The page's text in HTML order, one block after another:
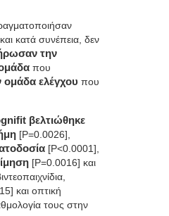
κατά συνέπεια, δεν
την
που
ομάδα ελέγχου που
βελτιώθηκε
[P=0.0026],
[P<0.0001],
[P=0.0016] και
και οπτική
τους στην